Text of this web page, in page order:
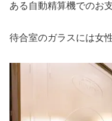
ある自動精算機でのお
待合室のガラスには女